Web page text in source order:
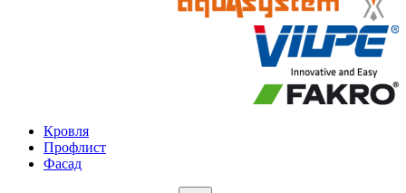
Кровля
Профлист
Фасад